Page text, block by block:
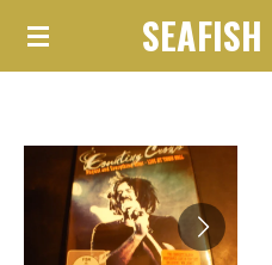
Ga
hoofdinhoud